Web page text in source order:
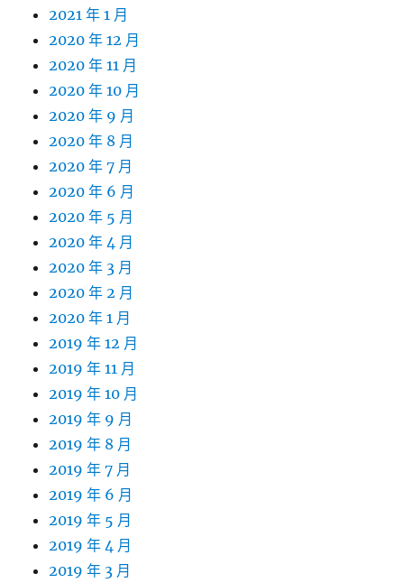
2021 年 1 月
2020 年 12 月
2020 年 11 月
2020 年 10 月
2020 年 9 月
2020 年 8 月
2020 年 7 月
2020 年 6 月
2020 年 5 月
2020 年 4 月
2020 年 3 月
2020 年 2 月
2020 年 1 月
2019 年 12 月
2019 年 11 月
2019 年 10 月
2019 年 9 月
2019 年 8 月
2019 年 7 月
2019 年 6 月
2019 年 5 月
2019 年 4 月
2019 年 3 月